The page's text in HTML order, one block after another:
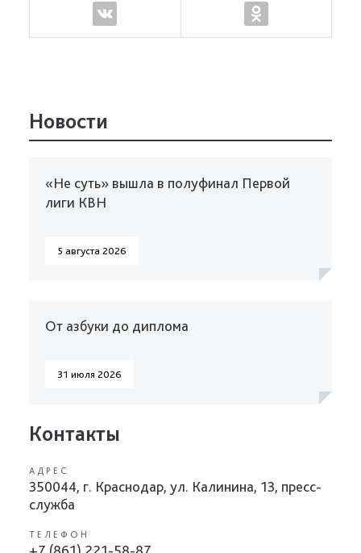
Новости
«Не суть» вышла в полуфинал Первой
лиги КВН
5 августа 2026
От азбуки до диплома
31 июля 2026
Контакты
АДРЕС
350044, г. Краснодар, ул. Калинина, 13, пресс-
служба
ТЕЛЕФОН